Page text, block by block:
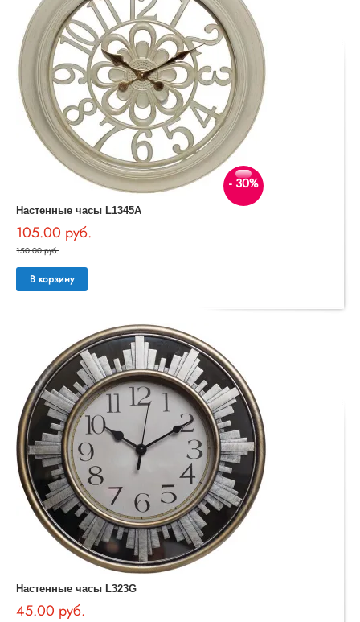
- 30%
Настенные часы L1345A
105.00 руб.
150.00 руб.
В корзину
Настенные часы L323G
45.00 руб.